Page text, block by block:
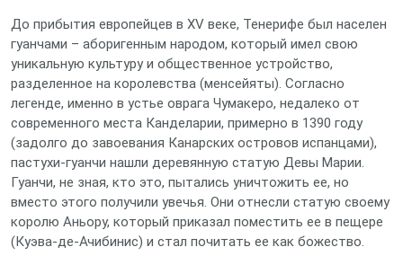
До прибытия европейцев в XV веке, Тенерифе был населен
гуанчами – аборигенным народом, который имел свою
уникальную культуру и общественное устройство,
разделенное на королевства (менсейяты). Согласно
легенде, именно в устье оврага Чумакеро, недалеко от
современного места Канделарии, примерно в 1390 году
(задолго до завоевания Канарских островов испанцами),
пастухи-гуанчи нашли деревянную статую Девы Марии.
Гуанчи, не зная, кто это, пытались уничтожить ее, но
вместо этого получили увечья. Они отнесли статую своему
королю Аньору, который приказал поместить ее в пещере
(Куэва-де-Ачибинис) и стал почитать ее как божество.